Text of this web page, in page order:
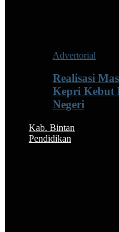
Advertorial
Realisasi
Kepri Kebut
Negeri
Kab. Bintan
Pendidikan